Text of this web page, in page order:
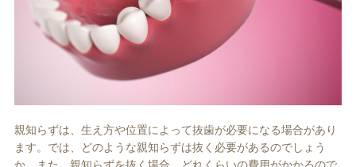
親知らずは、生え方や位置によって抜歯が必要になる場合があり
ます。では、どのような親知らずは抜く必要があるのでしょう